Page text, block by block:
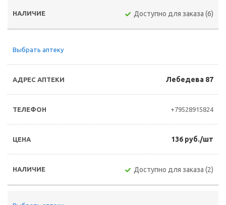
Доступно для заказа (6)
Выбрать аптеку
Лебедева 87
+79528915824
136 руб./шт
Доступно для заказа (2)